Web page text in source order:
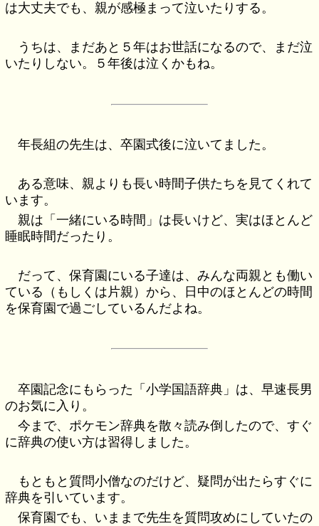
は大丈夫でも、親が感極まって泣いたりする。
うちは、まだあと５年はお世話になるので、まだ泣
いたりしない。５年後は泣くかもね。
年長組の先生は、卒園式後に泣いてました。
ある意味、親よりも長い時間子供たちを見てくれて
います。
親は「一緒にいる時間」は長いけど、実はほとんど
睡眠時間だったり。
だって、保育園にいる子達は、みんな両親とも働い
ている（もしくは片親）から、日中のほとんどの時間
を保育園で過ごしているんだよね。
卒園記念にもらった「小学国語辞典」は、早速長男
のお気に入り。
今まで、ポケモン辞典を散々読み倒したので、すぐ
に辞典の使い方は習得しました。
もともと質問小僧なのだけど、疑問が出たらすぐに
辞典を引いています。
保育園でも、いままで先生を質問攻めにしていたの